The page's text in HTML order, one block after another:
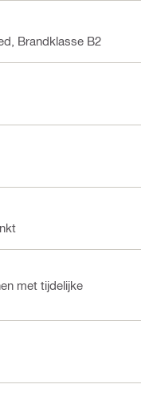
Brandklasse B2
met tijdelijke